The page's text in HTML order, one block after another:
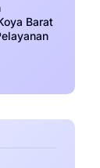
Barat